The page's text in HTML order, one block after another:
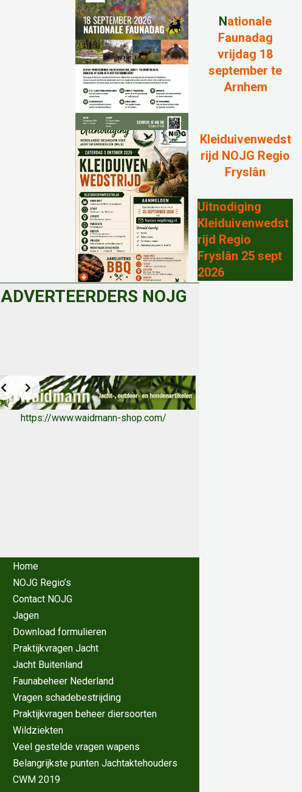
Nationale
Faunadag
vrijdag 18
september te
Arnhem
Kleiduivenwedst
rijd NOJG Regio
Fryslân
Uitnodiging
Kleiduivenwedst
rijd Regio
Fryslân 25 sept
2026
ADVERTEERDERS NOJG
https://www.waidmann-shop.com/
Home
NOJG Regio’s
Contact NOJG
Jagen
Download formulieren
Praktijkvragen Jacht
Jacht Buitenland
Faunabeheer Nederland
Vragen schadebestrijding
Praktijkvragen beheer diersoorten
Wildziekten
Veel gestelde vragen wapens
Belangrijkste punten Jachtaktehouders
CWM 2019